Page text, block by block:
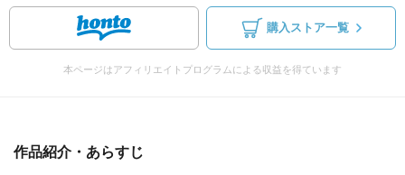
購入ストア一覧
本ページはアフィリエイトプログラムによる収益を得ています
作品紹介・あらすじ